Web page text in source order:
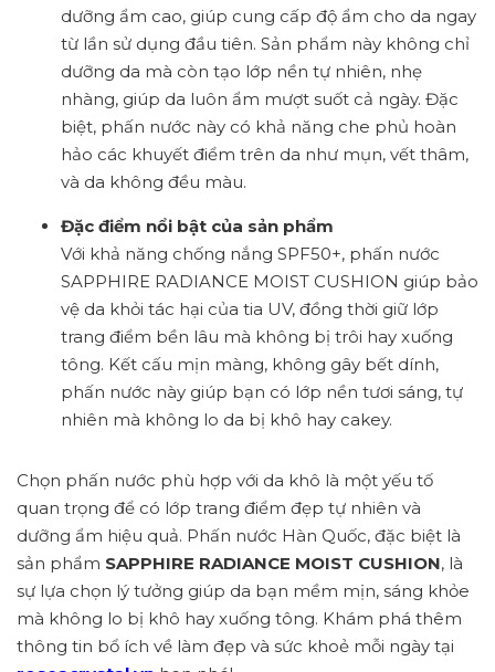
dưỡng ẩm cao, giúp cung cấp độ ẩm cho da ngay
từ lần sử dụng đầu tiên. Sản phẩm này không chỉ
dưỡng da mà còn tạo lớp nền tự nhiên, nhẹ
nhàng, giúp da luôn ẩm mượt suốt cả ngày. Đặc
biệt, phấn nước này có khả năng che phủ hoàn
hảo các khuyết điểm trên da như mụn, vết thâm,
và da không đều màu.
Đặc điểm nổi bật của sản phẩm
Với khả năng chống nắng SPF50+, phấn nước
SAPPHIRE RADIANCE MOIST CUSHION giúp bảo
vệ da khỏi tác hại của tia UV, đồng thời giữ lớp
trang điểm bền lâu mà không bị trôi hay xuống
tông. Kết cấu mịn màng, không gây bết dính,
phấn nước này giúp bạn có lớp nền tươi sáng, tự
nhiên mà không lo da bị khô hay cakey.
Chọn phấn nước phù hợp với da khô là một yếu tố
quan trọng để có lớp trang điểm đẹp tự nhiên và
dưỡng ẩm hiệu quả. Phấn nước Hàn Quốc, đặc biệt là
sản phẩm SAPPHIRE RADIANCE MOIST CUSHION, là
sự lựa chọn lý tưởng giúp da bạn mềm mịn, sáng khỏe
mà không lo bị khô hay xuống tông. Khám phá thêm
thông tin bổ ích về làm đẹp và sức khoẻ mỗi ngày tại